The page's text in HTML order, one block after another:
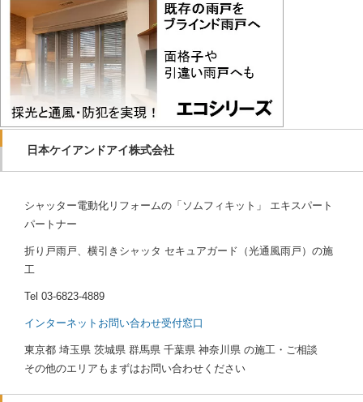
日本ケイアンドアイ株式会社
シャッター電動化リフォームの「ソムフィキット」 エキスパート
パートナー
折り戸雨戸、横引きシャッタ セキュアガード（光通風雨戸）の施
工
Tel 03-6823-4889
インターネットお問い合わせ受付窓口
東京都 埼玉県 茨城県 群馬県 千葉県 神奈川県 の施工・ご相談
その他のエリアもまずはお問い合わせください